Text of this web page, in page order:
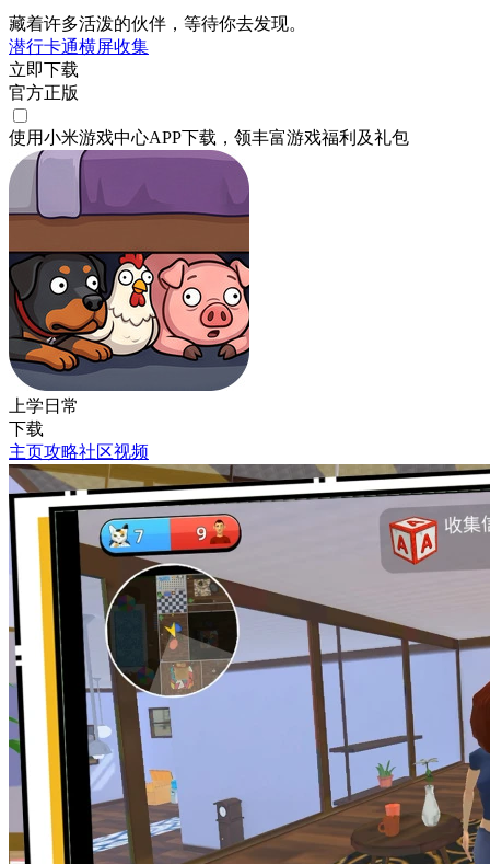
藏着许多活泼的伙伴，等待你去发现。
潜行卡通横屏收集
立即下载
官方正版
使用小米游戏中心APP下载 ，领丰富游戏福利 及礼包
上学日常
下载
主页攻略社区视频